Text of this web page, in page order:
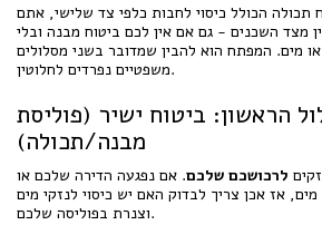
הכולל כיסוי לחבות כלפי צד שלישי, אתם
מצד השכנים - גם אם אין לכם ביטוח מבנה ובלי
מים. המפתח הוא להבין שמדובר בשני מסלולים
משפטיים נפרדים לחלוטין.
הראשון: ביטוח ישיר (פוליסת
מבנה/תכולה)
לרכושכם שלכם. אם נפגעה הדירה שלכם או
אז אכן צריך לבדוק האם יש כיסוי לנזקי מים
וצנרת בפוליסה שלכם.